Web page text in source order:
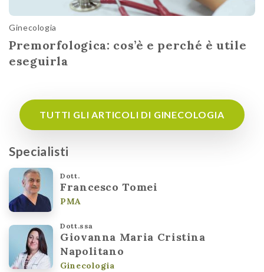
Ginecologia
Premorfologica: cos’è e perché è utile
eseguirla
TUTTI GLI ARTICOLI DI GINECOLOGIA
Specialisti
Dott.
Francesco Tomei
PMA
Dott.ssa
Giovanna Maria Cristina
Napolitano
Ginecologia